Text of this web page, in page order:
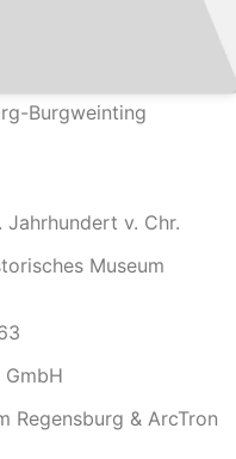
Burgweinting
Jahrhundert v. Chr.
Museum
Regensburg & ArcTron